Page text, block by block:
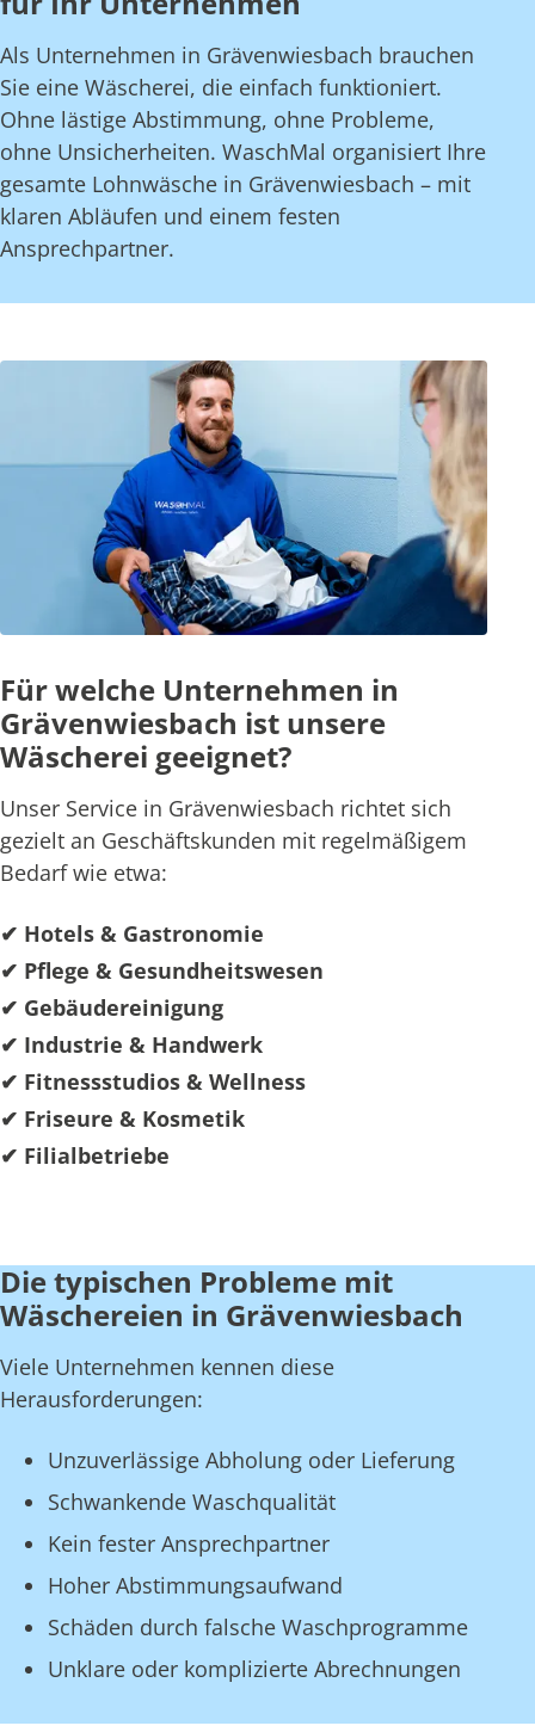
Als Unternehmen in Grävenwiesbach brauchen
Sie eine Wäscherei, die einfach funktioniert.
Ohne lästige Abstimmung, ohne Probleme,
ohne Unsicherheiten. WaschMal organisiert Ihre
gesamte Lohnwäsche in Grävenwiesbach – mit
klaren Abläufen und einem festen
Ansprechpartner.
Für welche Unternehmen in
Grävenwiesbach ist unsere
Wäscherei geeignet?
Unser Service in Grävenwiesbach richtet sich
gezielt an Geschäftskunden mit regelmäßigem
Bedarf wie etwa:
✔ Hotels & Gastronomie
✔ Pflege & Gesundheitswesen
✔ Gebäudereinigung
✔ Industrie & Handwerk
✔ Fitnessstudios & Wellness
✔ Friseure & Kosmetik
✔ Filialbetriebe
Die typischen Probleme mit
Wäschereien in Grävenwiesbach
Viele Unternehmen kennen diese
Herausforderungen:
Unzuverlässige Abholung oder Lieferung
Schwankende Waschqualität
Kein fester Ansprechpartner
Hoher Abstimmungsaufwand
Schäden durch falsche Waschprogramme
Unklare oder komplizierte Abrechnungen